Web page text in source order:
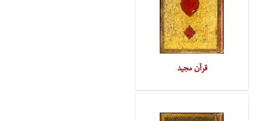
قرآن مجید